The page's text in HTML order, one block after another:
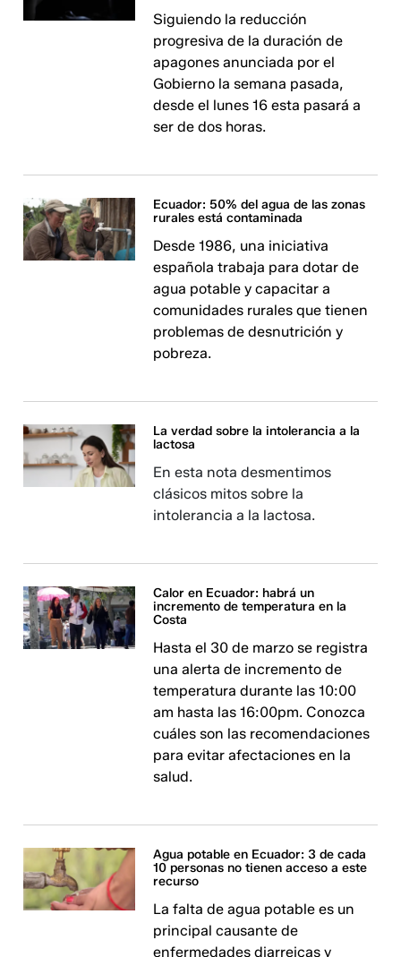
Siguiendo la reducción
progresiva de la duración de
apagones anunciada por el
Gobierno la semana pasada,
desde el lunes 16 esta pasará a
ser de dos horas.
Ecuador: 50% del agua de las zonas
rurales está contaminada
Desde 1986, una iniciativa
española trabaja para dotar de
agua potable y capacitar a
comunidades rurales que tienen
problemas de desnutrición y
pobreza.
La verdad sobre la intolerancia a la
lactosa
En esta nota desmentimos
clásicos mitos sobre la
intolerancia a la lactosa.
Calor en Ecuador: habrá un
incremento de temperatura en la
Costa
Hasta el 30 de marzo se registra
una alerta de incremento de
temperatura durante las 10:00
am hasta las 16:00pm. Conozca
cuáles son las recomendaciones
para evitar afectaciones en la
salud.
Agua potable en Ecuador: 3 de cada
10 personas no tienen acceso a este
recurso
La falta de agua potable es un
principal causante de
enfermedades diarreicas y